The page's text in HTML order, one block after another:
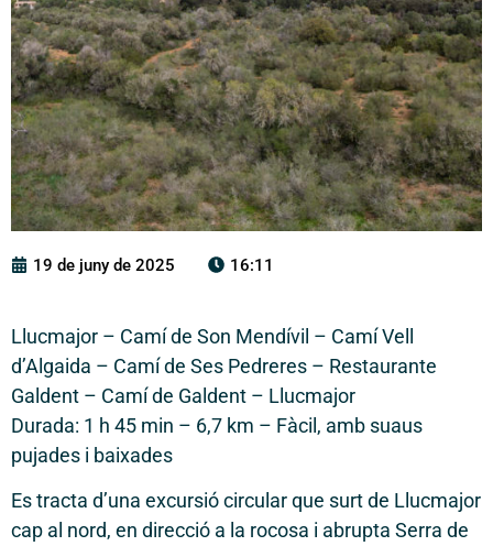
19 de juny de 2025 16:11
Llucmajor – Camí de Son Mendívil – Camí Vell
d’Algaida – Camí de Ses Pedreres – Restaurante
Galdent – Camí de Galdent – Llucmajor
Durada: 1 h 45 min – 6,7 km – Fàcil, amb suaus
pujades i baixades
Es tracta d’una excursió circular que surt de Llucmajor
cap al nord, en direcció a la rocosa i abrupta Serra de